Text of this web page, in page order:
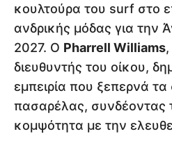
κουλτούρα του surf στο
ανδρικής μόδας για την
2027. Ο Pharrell Williams
διευθυντής του οίκου,
εμπειρία που ξεπερνά τα
πασαρέλας, συνδέοντας
κομψότητα με την